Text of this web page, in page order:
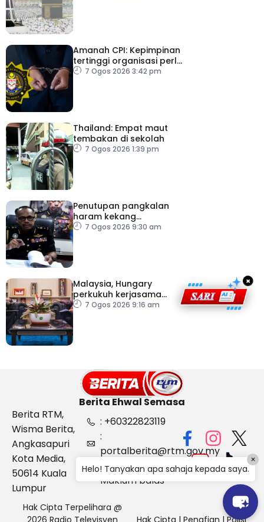
Amanah CPI: Kepimpinan
tertinggi organisasi perlu
pacu reformasi radikal
7 Ogos 2026 3:42 pm
Thailand: Empat maut
tembakan di sekolah
7 Ogos 2026 1:39 pm
Penutupan pangkalan
haram kekang
penyeludupan di
7 Ogos 2026 9:30 am
Malaysia, Hungary
perkukuh kerjasama
sektor pertanian
7 Ogos 2026 9:16 am
×
Berita Ehwal Semasa
Berita RTM,
Wisma Berita,
Angkasapuri
Kota Media,
50614 Kuala
Lumpur
: +60322823119
:
portalberita@rtm.gov.my
: Aduan &
Maklum balas
Hak Cipta Terpelihara @
2026 Radio Televisyen
Hak Cipta | Penafian | Polisi
Helo! Tanyakan apa sahaja kepada saya.
×